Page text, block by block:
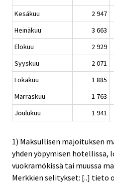
Kesäkuu
2 947
Heinäkuu
3 663
Elokuu
2 929
Syyskuu
2 071
Lokakuu
1 885
Marraskuu
1 763
Joulukuu
1 941
1) Maksullisen majoituksen
yhden yöpymisen hotellissa,
vuokramökissä tai muussa
Merkkien selitykset: [..] tieto